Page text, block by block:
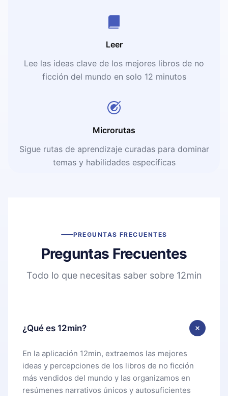
Leer
Lee las ideas clave de los mejores libros de no
ficción del mundo en solo 12 minutos
Microrutas
Sigue rutas de aprendizaje curadas para dominar
temas y habilidades específicas
PREGUNTAS FRECUENTES
Preguntas Frecuentes
Todo lo que necesitas saber sobre 12min
¿Qué es 12min?
En la aplicación 12min, extraemos las mejores
ideas y percepciones de los libros de no ficción
más vendidos del mundo y las organizamos en
resúmenes narrativos únicos y autosuficientes